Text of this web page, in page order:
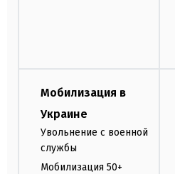
Мобилизация в
Украине
Увольнение с военной
службы
Мобилизация 50+